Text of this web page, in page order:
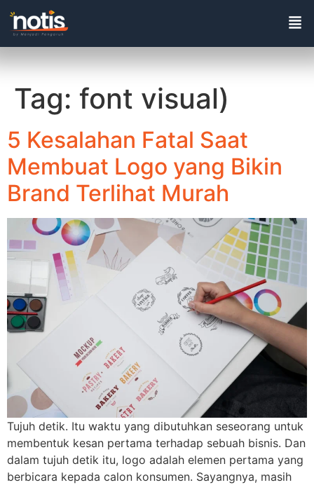
Tag: font visual)
5 Kesalahan Fatal Saat
Membuat Logo yang Bikin
Brand Terlihat Murah
Tujuh detik. Itu waktu yang dibutuhkan seseorang untuk
membentuk kesan pertama terhadap sebuah bisnis. Dan
dalam tujuh detik itu, logo adalah elemen pertama yang
berbicara kepada calon konsumen. Sayangnya, masih